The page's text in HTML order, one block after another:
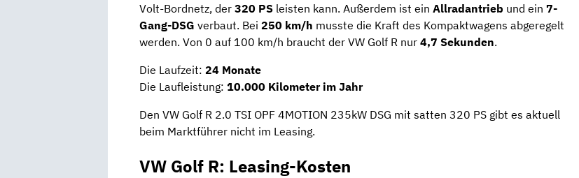
Volt-Bordnetz, der 320 PS leisten kann. Außerdem ist ein Allradantrieb und ein 7-
Gang-DSG verbaut. Bei 250 km/h musste die Kraft des Kompaktwagens abgeregelt
werden. Von 0 auf 100 km/h braucht der VW Golf R nur 4,7 Sekunden.
Die Laufzeit: 24 Monate
Die Laufleistung: 10.000 Kilometer im Jahr
Den VW Golf R 2.0 TSI OPF 4MOTION 235kW DSG mit satten 320 PS gibt es aktuell
beim Marktführer nicht im Leasing.
VW Golf R: Leasing-Kosten